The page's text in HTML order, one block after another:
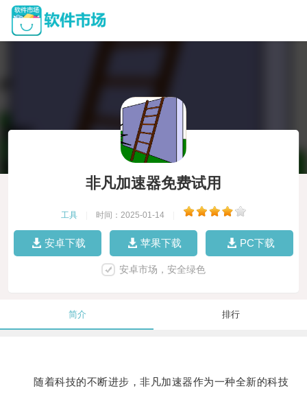
非凡加速器免费试用
工具 时间：2025-01-14
安卓下载 苹果下载 PC下载
安卓市场，安全绿色
简介 排行
随着科技的不断进步，非凡加速器作为一种全新的科技